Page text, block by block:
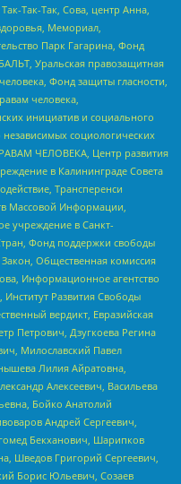
Так-Так, Сова, центр Анна,
Мемориал,
Парк Гагарина, Фонд
Уральская правозащитная
Фонд защиты гласности,
человека,
инициатив и социального
независимых социологических
ЧЕЛОВЕКА, Центр развития
в Калининграде Совета
Трансперенси
Массовой Информации,
учреждение в Санкт-
Фонд поддержки свободы
Общественная комиссия
Информационное агентство
Развития Свободы
вердикт, Евразийская
Петрович, Дзугкоева Регина
Милославский Павел
Лилия Айратовна,
Алексеевич, Васильева
Бойко Анатолий
Андрей Сергеевич,
Бекханович, Шарипков
Шведов Григорий Сергеевич,
Борис Юльевич, Созаев